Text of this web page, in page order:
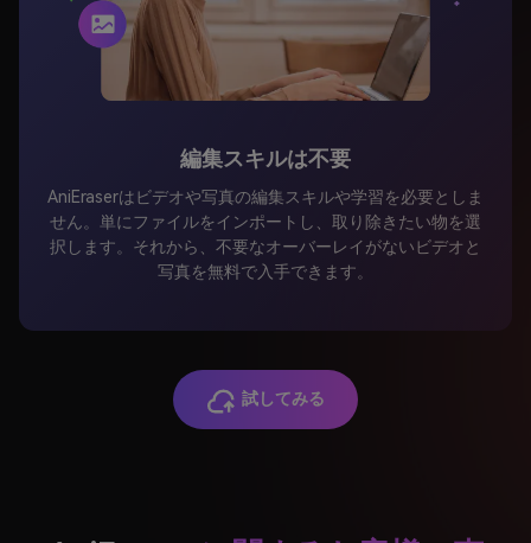
編集スキルは不要
せん。単にファイルをインポートし、取り除きたい物を選
択します。それから、不要なオーバーレイがないビデオと
写真を無料で入手できます。
試してみる